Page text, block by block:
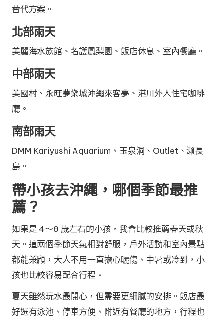
替代方案。
北部雨天
美麗海水族館、名護鳳梨園、飯店休息、室內餐廳。
中部雨天
美國村、永旺夢樂城沖繩來客夢、港川外人住宅咖啡
廳。
南部雨天
DMM Kariyushi Aquarium、玉泉洞、Outlet、瀨長
島。
帶小孩去沖繩，哪個季節最推
薦？
如果是 4～8 歲左右的小孩，我會比較推薦春天或秋
天。這兩個季節天氣相對舒服，戶外活動和室內景點
都能兼顧，大人不用一直擔心曬傷、中暑或冷到，小
孩也比較容易配合行程。
夏天雖然玩水最開心，但需要更細膩的安排。飯店最
好選有泳池、停車方便、附近有餐廳的地方，行程也